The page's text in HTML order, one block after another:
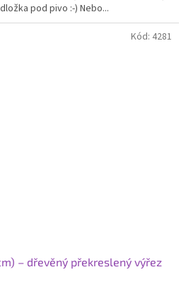
pod pivo :-) Nebo...
– dřevěný překreslený výřez
Kód: 4281